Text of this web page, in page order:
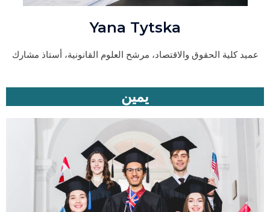
Yana Tytska
عميد كلية الحقوق والاقتصاد، مرشح العلوم القانونية، أستاذ مشارك
يمين